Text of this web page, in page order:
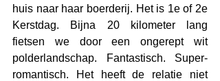
huis naar haar boerderij. Het is 1e of 2e
Kerstdag. Bijna 20 kilometer lang
fietsen we door een ongerept wit
polderlandschap. Fantastisch. Super-
romantisch. Het heeft de relatie niet